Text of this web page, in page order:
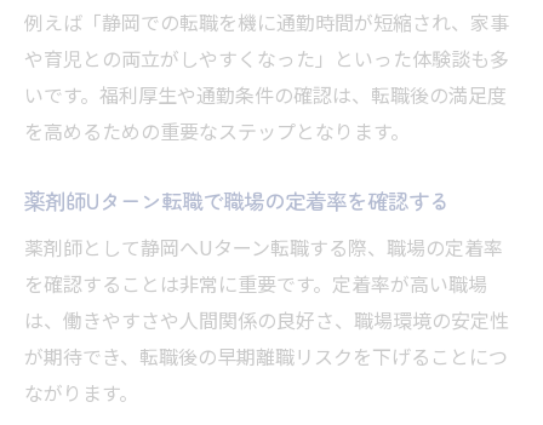
例えば「静岡での転職を機に通勤時間が短縮され、家事
や育児との両立がしやすくなった」といった体験談も多
いです。福利厚生や通勤条件の確認は、転職後の満足度
を高めるための重要なステップとなります。
薬剤師Uターン転職で職場の定着率を確認する
薬剤師として静岡へUターン転職する際、職場の定着率
を確認することは非常に重要です。定着率が高い職場
は、働きやすさや人間関係の良好さ、職場環境の安定性
が期待でき、転職後の早期離職リスクを下げることにつ
ながります。